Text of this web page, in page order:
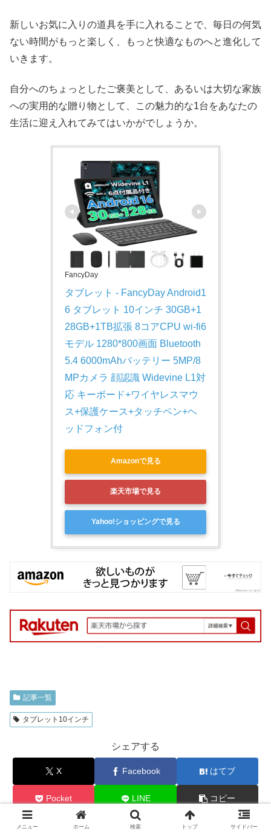
新しいお気に入りの道具を手に入れることで、毎日の何気
ない時間がもっと楽しく、もっと快適なものへと進化して
いきます。
自分へのちょっとしたご褒美として、あるいは大切な家族
への実用的な贈り物として、この魅力的な1台をあなたの
生活に迎え入れてみてはいかがでしょうか。
FancyDay
タブレット - FancyDay Android1
6 タブレット 10インチ 30GB+1
28GB+1TB拡張 8コアCPU wi-fi6
モデル 1280*800画面 Bluetooth
5.4 6000mAhバッテリー 5MP/8
MPカメラ 顔認識 Widevine L1対
応 キーボード+ワイヤレスマウ
ス+保護ケース+タッチペン+ヘ
ッドフォン付
Amazonで見る
楽天市場で見る
Yahoo!ショッピングで見る
記事一覧
タブレット10インチ
シェアする
X Facebook はてブ
Pocket LINE コピー
メニュー ホーム 検索 トップ サイドバー